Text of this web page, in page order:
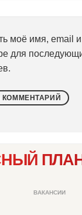
моё имя, email и
для
ВАКАНСИИ